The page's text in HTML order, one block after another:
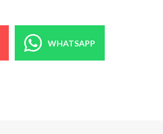
WHATSAPP